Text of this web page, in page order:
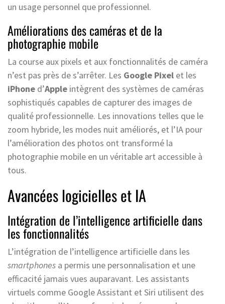
un usage personnel que professionnel.
Améliorations des caméras et de la
photographie mobile
La course aux pixels et aux fonctionnalités de caméra
n’est pas près de s’arrêter. Les Google Pixel et les
iPhone d’Apple intègrent des systèmes de caméras
sophistiqués capables de capturer des images de
qualité professionnelle. Les innovations telles que le
zoom hybride, les modes nuit améliorés, et l’IA pour
l’amélioration des photos ont transformé la
photographie mobile en un véritable art accessible à
tous.
Avancées logicielles et IA
Intégration de l’intelligence artificielle dans
les fonctionnalités
L’intégration de l’intelligence artificielle dans les
smartphones a permis une personnalisation et une
efficacité jamais vues auparavant. Les assistants
virtuels comme Google Assistant et Siri utilisent des